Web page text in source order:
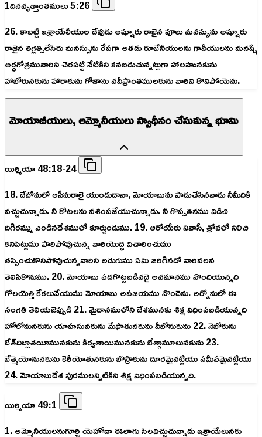
1దినవృత్తాంతములు 5:26
26. కాబట్టి ఇశ్రాయేలీయుల దేవుడు అష్షూరు రాజైన పూలు మనస్సును అష్షూరు
రాజైన తిగ్లత్పిలేసెరు మనస్సును రేపగా అతడు రూబేనీయులను గాదీయులను మనష్షే
అర్ధగోత్రమువారిని చెరపట్టి నేటికిని కనబడుచున్నట్లుగా హాలహునకును
హాబోరునకును హారాకును గోజాను నదీప్రాంతములకును వారిని కొనిపోయెను.
మోయాబీయులు, అమ్మోనీయులు స్వాధీనం చేసుకున్న భూమి
యిర్మియా 48:18-24
18. దేబోనులో ఆసీనురాలై యుండుదానా, మోయాబును పాడుచేసినవాడు నీమీదికి
వచ్చుచున్నాడు. నీ కోటలను నశింపజేయుచున్నాడు. నీ గొప్పతనము విడిచి
దిగిరమ్ము ఎండినదేశములో కూర్చుండుము. 19. ఆరోయేరు నివాసీ, త్రోవలో నిలిచి
కనిపెట్టుము పారిపోవుచున్న వారియొద్ద విచారించుము
తప్పించుకొనిపోవుచున్నవారిని అడుగుము ఏమి జరిగినదో వారివలన
తెలిసికొనుము. 20. మోయాబు పడగొట్టబడినదై అవమానము నొందియున్నది
గోలయెత్తి కేకలువేయుము మోయాబు అపజయము నొందెను. అర్నోనులో ఈ
సంగతి తెలియజెప్పుడి 21. మైదానములోని దేశమునకు శిక్ష విధింపబడియున్నది
హోలోనునకును యాహసునకును మేఫాతునకును దీబోనుకును 22. నెబోకును
బేత్‌దిబ్లాతయీమునకును కిర్యతాయిమునకును బేత్గామూలునకును 23.
బేత్మెయోనునకును కెరీయోతునకును బొస్రాకును దూరమైనట్టియు సమీపమైనట్టియు
24. మోయాబుదేశ పురములన్నిటికిని శిక్ష విధింపబడియున్నది.
యిర్మియా 49:1
1. అమ్మోనీయులనుగూర్చి యెహోవా ఈలాగు సెలవిచ్చుచున్నాడు ఇశ్రాయేలునకు